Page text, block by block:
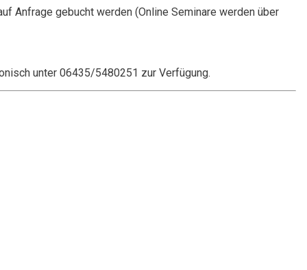
Anfrage gebucht werden (Online Seminare werden über
unter 06435/5480251 zur Verfügung.